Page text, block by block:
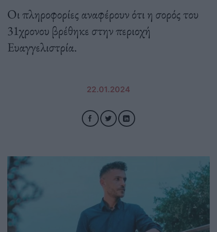
Οι πληροφορίες αναφέρουν ότι η σορός του
31χρονου βρέθηκε στην περιοχή
Ευαγγελιστρία.
22.01.2024